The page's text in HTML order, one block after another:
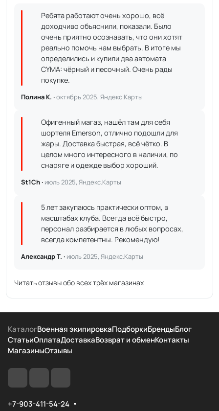
Ребята работают очень хорошо, всё
доходчиво объяснили, показали. Было
очень приятно осознавать, что они хотят
реально помочь нам выбрать. В итоге мы
определились и купили два автомата
CYMA: чёрный и песочный. Очень рады
покупке.
Полина К. ·октябрь 2025, Яндекс.Карты
Офигенный магаз, нашёл там для себя
шортеля Emerson, отлично подошли для
жары. Доставка быстрая, всё чётко. В
целом много интересного в наличии, по
снаряге и одежде выбор хороший.
St1Ch · июль 2025, Яндекс.Карты
5 лет закупаюсь практически оптом, в
масштабах клуба. Всегда всё быстро,
персонал разбирается в любых вопросах,
всегда компетентны. Рекомендую!
Александр Т. · июль 2025, Яндекс.Карты
Читать отзывы обо всех трёх магазинах
КаталогВоенная экипировкаПодборкиБрендыБлог
СтатьиОплатаДоставкаВозврат и обменКонтакты
МагазиныОтзывы
+7-903-411-54-24